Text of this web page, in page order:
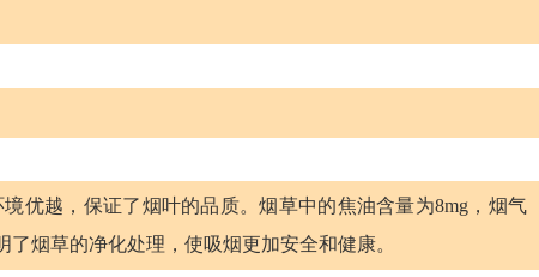
优越，保证了烟叶的品质。烟草中的焦油含量为8mg，烟气
烟草的净化处理，使吸烟更加安全和健康。